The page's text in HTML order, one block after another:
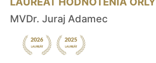
MVDr. Juraj Adamec